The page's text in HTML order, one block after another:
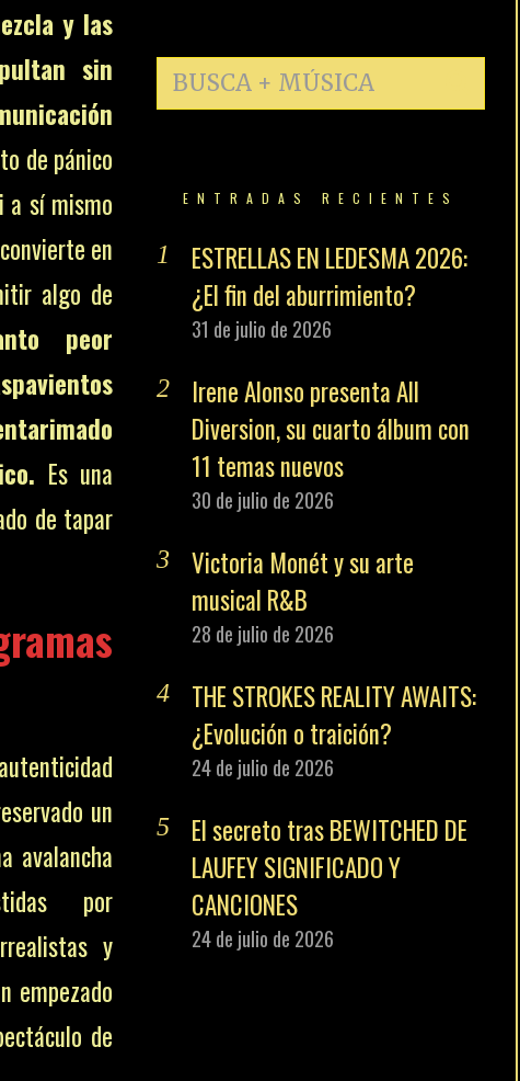
y las
sin
de pánico
a sí mismo
en
algo de
peor
Es una
de tapar
un
avalancha
por
y
empezado
de
ENTRADAS RECIENTES
ESTRELLAS EN LEDESMA 2026:
¿El fin del aburrimiento?
31 de julio de 2026
Irene Alonso presenta All
Diversion, su cuarto álbum con
11 temas nuevos
30 de julio de 2026
Victoria Monét y su arte
musical R&B
28 de julio de 2026
THE STROKES REALITY AWAITS:
¿Evolución o traición?
24 de julio de 2026
El secreto tras BEWITCHED DE
LAUFEY SIGNIFICADO Y
CANCIONES
24 de julio de 2026